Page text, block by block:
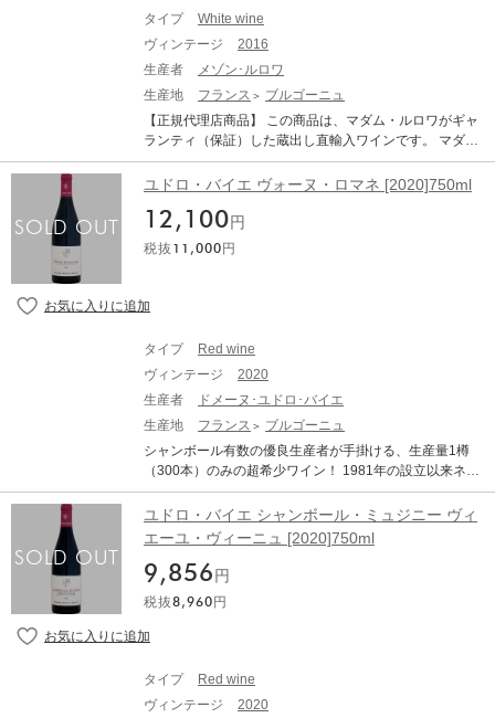
harmes, to this was more backward and less expressive
on the nose. The palate is medium-bodied with fine grain
tannins, a keen line of acidity and fine mineralite and ten
mes today, I believe this has more potential. - By Neal M
artin on November 2021
報■ 栽培：実質ビオロジックの極めて厳格なリュット・
レゾネ栽培。化学肥料、除草剤、殺虫剤、防腐剤は一切
は12～16ヶ月間、白は10～12ヶ月間樽熟成。澱引きはビ
ン詰め前に1回のみ。赤は清澄後、ノンフィルターでビン
詰め Domaine Hudelot Baillet Chambolle Musigny 1er C
ru Les Charmes ドメーヌ・ユドロ・バイエ シャンボー
地：フランス ブルゴーニュ コート・ド・ニュイ シャン
ボール・ミュジニー 原産地呼称：AOC. CHAMBOLLE M
USIGNY ぶどう品種：ピノ・ノワール 100% 味わい：赤
ワイン 辛口 ミディアムボディ vinous：(91-93) ポイント
(91-93)pts Drinking Window 2023 - 2040 From: Dance th
e nose, quite intense like the Vieilles Vignes with verging
nd not shy in the slightest. The palate restores order with
some gorgeous red berry fruit, slightly gourmand in style,
almost gamey towards the finish that feels very long. Suc
発酵。赤は12～16ヶ月間、白は10～12ヶ月間樽熟成。澱
引きはビン詰め前に1回のみ。赤は清澄後、ノンフィルタ
ーでビン詰め Domaine Hudelot Baillet Chambolle Musig
ny 1er Cru Les Charmes ドメーヌ・ユドロ・バイエ シャ
ンボール・ミュジニー プルミエ・クリュ レ・シャルム
ャンボール・ミュジニー 原産地呼称：AOC. CHAMBOLL
E MUSIGNY ぶどう品種：ピノ・ノワール 100% 味わ
イント Neal Martin. Tasting date: October 2020 Drinking
window: 2023 - 2040 The 2019 Chambolle-Musigny Les
Charmes 1er Cru has a crisp, delineated bouquet of min
eral-rich blackberry and boysenberry fruit displaying won
ure and an intense, blood-orange-infused finish. Plenty o
Musigny. Winemaker Dominique Le Guen was on hand t
o guide me through his 2019s at his new-ish winery in C
ng dates for the vintage but I was very impressed by the
selection here, particularly a supremely successful Cha
mbolle-Musigny Les Charmes, amongst one of the best
Premier Crus that I tasted from the appellation. Dominiqu
nguy.
タイプ
White wine
ヴィンテージ
2016
生産者
メゾン･ルロワ
生産地
フランス
ブルゴーニュ
【正規代理店商品】 この商品は、マダム・ルロワがギャ
ランティ（保証）した蔵出し直輸入ワインです。 マダム
が“名刺代わり”と言うブルゴーニュは、そのクオリティー
の高さが実感できるワインです。 1868年、フランス中部
ゴーニュのワイン生産者のなかでもトップブランドと称
されている名門ワイナリー「ルロワ」社。現当主であり
天才醸造家でもあるマダム・ラルー・ビーズ・ルロワ
ュ最上のワインだけを選び続けることによりルロワの地
イスティング能力をもつマダム・ルロワが厳選し買い付
けたコレクションを、自社で熟成させ、出荷しているワ
インです。飲みごろを迎えるまでルロワ社のセラーで熟
成させることで、深い味わいのトラディショナルなスタ
イルのワインとなります。 「ブルゴーニュ・ブラン」
みの完成度を誇るリッチな味わいの白ワイン。ACブルゴ
ーニュはもちろんのこと、他の造り手のプルミエ・クラ
のひとつではないでしょうか。 Maison Leroy Bourgogn
e Blanc メゾン・ルロワ ブルゴーニュ・ブラン 生産地：
E ぶどう品種：シャルドネ 100% 味わい：白ワイン 辛口
ユドロ・バイエ ヴォーヌ・ロマネ [2020]750ml
12,100 円
税抜 11,000 円
タイプ
Red wine
ヴィンテージ
2020
生産者
ドメーヌ･ユドロ･バイエ
生産地
フランス
ブルゴーニュ
シャンボール有数の優良生産者が手掛ける、生産量1樽
（300本）のみの超希少ワイン！ 1981年の設立以来ネゴ
シアンへの販売がほとんどだったこのドメーヌが、本格
的に自社ビン詰めを開始したのは1998年。フランス空軍
のメカニックだったドミニク・ル・グエンが娘婿として
ドメーヌに参画してからです。醸造学校を修了した後、
義父の5代目ベルナール・ユドロから栽培と醸造の理論と
実際を学び、2004年に独り立ちしました。 以降彼は、毎
年のヴィンテージの特徴の差を上回るペースで、ワイン
の品質を向上させ続けてきました。15年間以上にわたっ
ロジックの古樹畑。刷新を重ねた醸造設備。そしてドミ
ニク自身の丁寧な仕事ぶりと磨き上げた職人の技。それ
らすべてが一体となって、近年の彼の作品は、真に偉大
ユドロ・バイエ シャンボール・ミュジニー ヴィ
エーユ・ヴィーニュ [2020]750ml
9,856 円
税抜8,960 円
タイプ
Red wine
ヴィンテージ
2020